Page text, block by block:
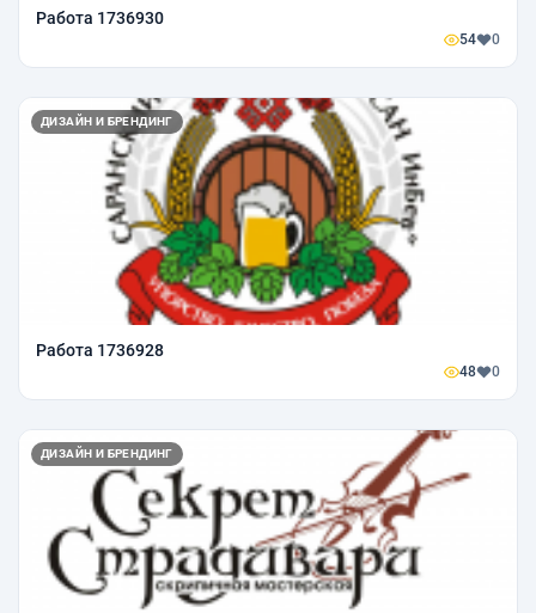
Работа 1736930
54 0
ДИЗАЙН И БРЕНДИНГ
Работа 1736928
48 0
ДИЗАЙН И БРЕНДИНГ